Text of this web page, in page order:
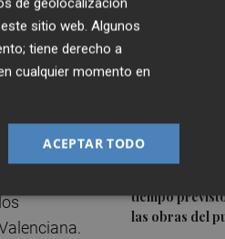
Últimas
El Ibex 35
agosto tras
puntos
La Diputación
tiempo
las obras del
de
puertas
sitio web. Algunos
tiene derecho a
cualquier momento en
ACEPTAR TODO